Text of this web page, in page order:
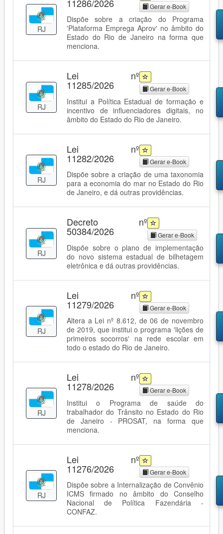
RJ
11286/2026 Gerar e-Book
Dispõe sobre a criação do Programa
'Plataforma Emprega Aprov' no âmbito do
Estado do Rio de Janeiro na forma que
menciona.
RJ
Lei nº
11285/2026 Gerar e-Book
Institui a Política Estadual de formação e
incentivo de influenciadores digitais, no
âmbito do Estado do Rio de Janeiro.
RJ
Lei nº
11282/2026 Gerar e-Book
Dispõe sobre a criação de uma taxonomia
para a economia do mar no Estado do Rio
de Janeiro, e dá outras providências.
RJ
Decreto nº
50384/2026 Gerar e-Book
Dispõe sobre o plano de implementação
do novo sistema estadual de bilhetagem
eletrônica e dá outras providências.
RJ
Lei nº
11279/2026 Gerar e-Book
Altera a Lei nº 8.612, de 06 de novembro
de 2019, que institui o programa 'lições de
primeiros socorros' na rede escolar em
todo o estado do Rio de Janeiro.
RJ
Lei nº
11278/2026 Gerar e-Book
Institui o Programa de saúde do
trabalhador do Trânsito no Estado do Rio
de Janeiro - PROSAT, na forma que
menciona.
RJ
Lei nº
11276/2026 Gerar e-Book
Dispõe sobre a Internalização de Convênio
ICMS firmado no âmbito do Conselho
Nacional de Política Fazendária -
CONFAZ.